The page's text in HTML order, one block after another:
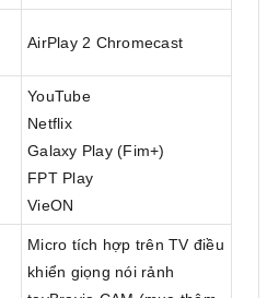
AirPlay 2 Chromecast
YouTube
Netflix
Galaxy Play (Fim+)
FPT Play
VieON
Micro tích hợp trên TV điều
khiển giọng nói rảnh